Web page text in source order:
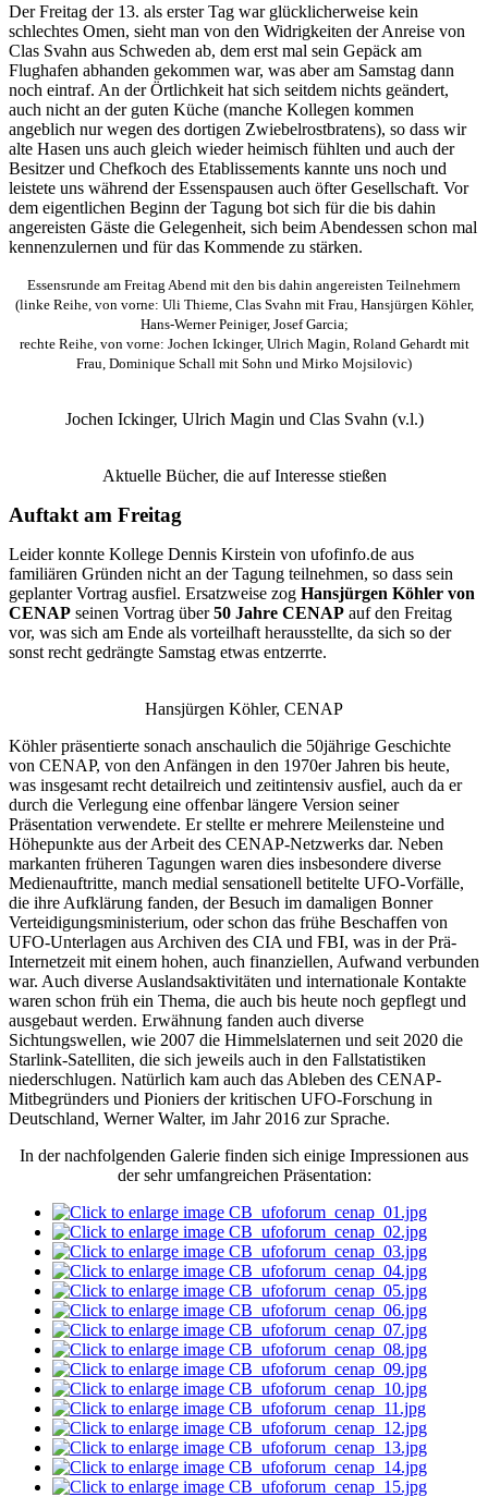
Der Freitag der 13. als erster Tag war glücklicherweise kein
schlechtes Omen, sieht man von den Widrigkeiten der Anreise von
Clas Svahn aus Schweden ab, dem erst mal sein Gepäck am
Flughafen abhanden gekommen war, was aber am Samstag dann
noch eintraf. An der Örtlichkeit hat sich seitdem nichts geändert,
auch nicht an der guten Küche (manche Kollegen kommen
angeblich nur wegen des dortigen Zwiebelrostbratens), so dass wir
alte Hasen uns auch gleich wieder heimisch fühlten und auch der
Besitzer und Chefkoch des Etablissements kannte uns noch und
leistete uns während der Essenspausen auch öfter Gesellschaft. Vor
dem eigentlichen Beginn der Tagung bot sich für die bis dahin
angereisten Gäste die Gelegenheit, sich beim Abendessen schon mal
kennenzulernen und für das Kommende zu stärken.
Essensrunde am Freitag Abend mit den bis dahin angereisten Teilnehmern
(linke Reihe, von vorne: Uli Thieme, Clas Svahn mit Frau, Hansjürgen Köhler,
Hans-Werner Peiniger, Josef Garcia;
rechte Reihe, von vorne: Jochen Ickinger, Ulrich Magin, Roland Gehardt mit
Frau, Dominique Schall mit Sohn und Mirko Mojsilovic)
Jochen Ickinger, Ulrich Magin und Clas Svahn (v.l.)
Aktuelle Bücher, die auf Interesse stießen
Auftakt am Freitag
Leider konnte Kollege Dennis Kirstein von ufofinfo.de aus
familiären Gründen nicht an der Tagung teilnehmen, so dass sein
geplanter Vortrag ausfiel. Ersatzweise zog Hansjürgen Köhler von
CENAP seinen Vortrag über50 Jahre CENAP auf den Freitag
vor, was sich am Ende als vorteilhaft herausstellte, da sich so der
sonst recht gedrängte Samstag etwas entzerrte.
Hansjürgen Köhler, CENAP
Köhler präsentierte sonach anschaulich die 50jährige Geschichte
von CENAP, von den Anfängen in den 1970er Jahren bis heute,
was insgesamt recht detailreich und zeitintensiv ausfiel, auch da er
durch die Verlegung eine offenbar längere Version seiner
Präsentation verwendete. Er stellte er mehrere Meilensteine und
Höhepunkte aus der Arbeit des CENAP-Netzwerks dar. Neben
markanten früheren Tagungen waren dies insbesondere diverse
Medienauftritte, manch medial sensationell betitelte UFO-Vorfälle,
die ihre Aufklärung fanden, der Besuch im damaligen Bonner
Verteidigungsministerium, oder schon das frühe Beschaffen von
UFO-Unterlagen aus Archiven des CIA und FBI, was in der Prä-
Internetzeit mit einem hohen, auch finanziellen, Aufwand verbunden
war. Auch diverse Auslandsaktivitäten und internationale Kontakte
waren schon früh ein Thema, die auch bis heute noch gepflegt und
ausgebaut werden. Erwähnung fanden auch diverse
Sichtungswellen, wie 2007 die Himmelslaternen und seit 2020 die
Starlink-Satelliten, die sich jeweils auch in den Fallstatistiken
niederschlugen. Natürlich kam auch das Ableben des CENAP-
Mitbegründers und Pioniers der kritischen UFO-Forschung in
Deutschland, Werner Walter, im Jahr 2016 zur Sprache.
In der nachfolgenden Galerie finden sich einige Impressionen aus
der sehr umfangreichen Präsentation: